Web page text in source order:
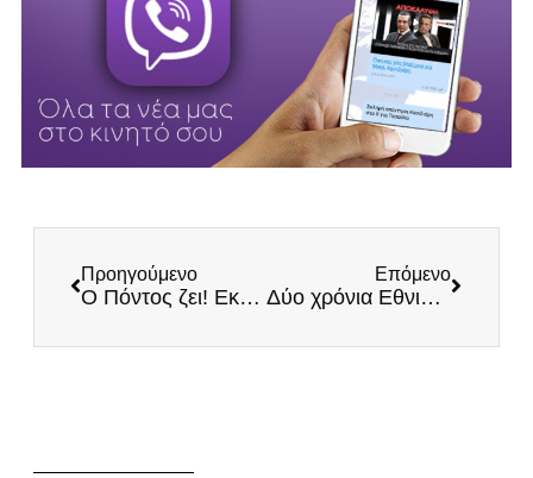
Προηγούμενο
Ο Πόντος ζει! Εκδήλωση και καταθέσεις στεφάνων σε Θεσσαλονίκη και Λάρισα από τους ΕΛΛΗΝΕΣ
Επόμενο
Δύο χρόνια Εθνικό Κόμμα ΕΛΛΗΝΕΣ – Δύο χρόνια αγώνων για την Πατρίδα!